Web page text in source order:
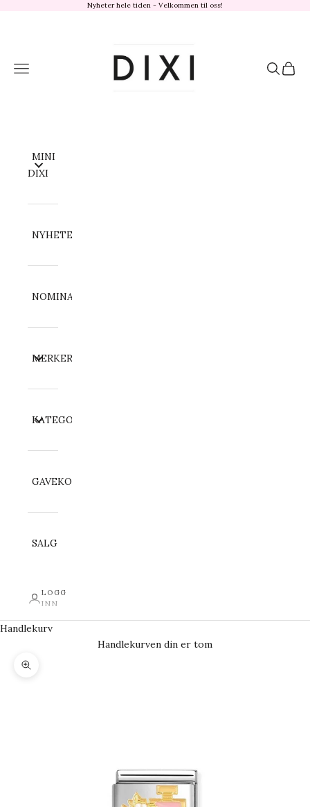
Nyheter hele tiden - Velkommen til oss!
Meny Søk
MINI
DIXI
NYHETER
NOMINATION
MERKER
KATEGORI
GAVEKORT
SALG
LOGG
INN
Handlekurv
Handlekurven din er tom
Forstørr